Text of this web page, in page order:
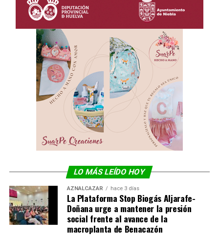
LO MÁS LEÍDO HOY
AZNALCÁZAR hace 3 días
La Plataforma Stop Biogás Aljarafe-
Doñana urge a mantener la presión
social frente al avance de la
macroplanta de Benacazón